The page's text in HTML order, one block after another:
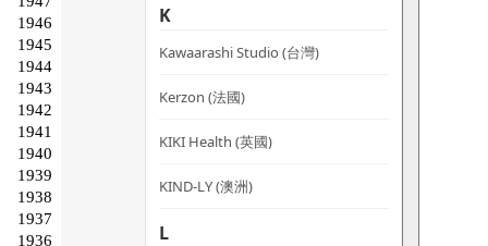
K
Kawaarashi Studio (台灣)
Kerzon (法國)
KIKI Health (英國)
KIND-LY (澳洲)
L